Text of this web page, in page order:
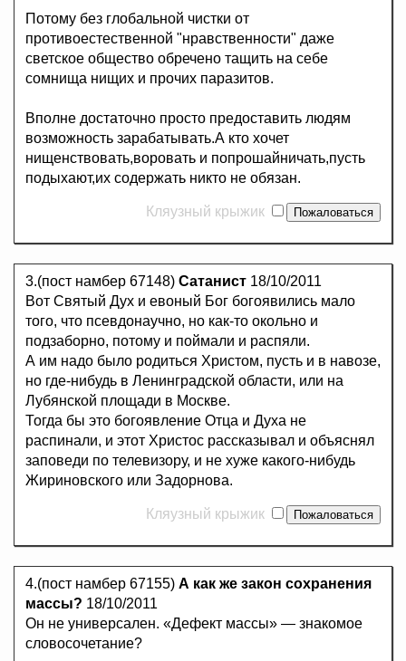
Потому без глобальной чистки от
противоестественной "нравственности" даже
светское общество обречено тащить на себе
сомнища нищих и прочих паразитов.
Вполне достаточно просто предоставить людям
возможность зарабатывать.А кто хочет
нищенствовать,воровать и попрошайничать,пусть
подыхают,их содержать никто не обязан.
Кляузный крыжик
3.(пост намбер 67148) Сатанист 18/10/2011
Вот Святый Дух и евоный Бог богоявились мало
того, что псевдонаучно, но как-то окольно и
подзаборно, потому и поймали и распяли.
А им надо было родиться Христом, пусть и в навозе,
но где-нибудь в Ленинградской области, или на
Лубянской площади в Москве.
Тогда бы это богоявление Отца и Духа не
распинали, и этот Христос рассказывал и объяснял
заповеди по телевизору, и не хуже какого-нибудь
Жириновского или Задорнова.
Кляузный крыжик
4.(пост намбер 67155) А как же закон сохранения
массы? 18/10/2011
Он не универсален. «Дефект массы» — знакомое
словосочетание?